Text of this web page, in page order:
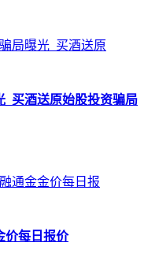
_买酒送原始股投资骗局
价每日报价